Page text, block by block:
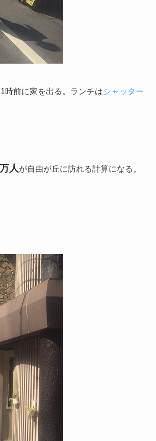
時前に家を出る。ランチはシャッター
人が自由が丘に訪れる計算になる。